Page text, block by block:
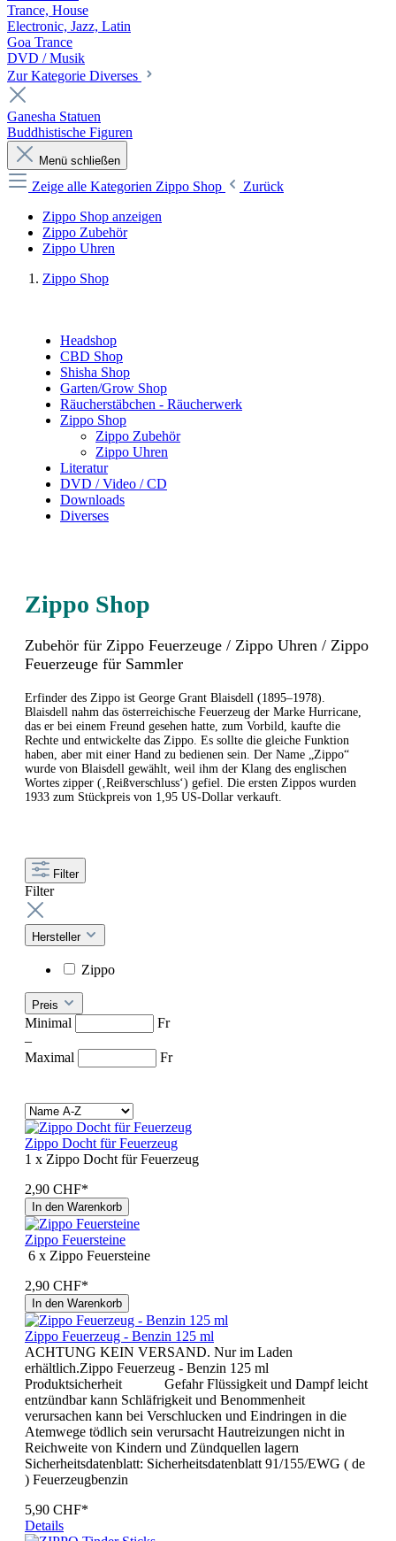
Trance, House
Electronic, Jazz, Latin
Goa Trance
DVD / Musik
Zur Kategorie Diverses
Ganesha Statuen
Buddhistische Figuren
Menü schließen
Zeige alle Kategorien Zippo Shop
Zurück
Zippo Shop anzeigen
Zippo Zubehör
Zippo Uhren
Zippo Shop
Headshop
CBD Shop
Shisha Shop
Garten/Grow Shop
Räucherstäbchen - Räucherwerk
Zippo Shop
Zippo Zubehör
Zippo Uhren
Literatur
DVD / Video / CD
Downloads
Diverses
Zippo Shop
Zubehör für Zippo Feuerzeuge / Zippo Uhren / Zippo
Feuerzeuge für Sammler
Erfinder des Zippo ist George Grant Blaisdell (1895–1978).
Blaisdell nahm das österreichische Feuerzeug der Marke Hurricane,
das er bei einem Freund gesehen hatte, zum Vorbild, kaufte die
Rechte und entwickelte das Zippo. Es sollte die gleiche Funktion
haben, aber mit einer Hand zu bedienen sein. Der Name „Zippo“
wurde von Blaisdell gewählt, weil ihm der Klang des englischen
Wortes zipper (‚Reißverschluss‘) gefiel. Die ersten Zippos wurden
1933 zum Stückpreis von 1,95 US-Dollar verkauft.
Filter
Filter
Hersteller
Zippo
Preis
Minimal
Fr
–
Maximal
Fr
Zippo Docht für Feuerzeug
1 x Zippo Docht für Feuerzeug
2,90 CHF*
In den Warenkorb
Zippo Feuersteine
6 x Zippo Feuersteine
2,90 CHF*
In den Warenkorb
Zippo Feuerzeug - Benzin 125 ml
ACHTUNG KEIN VERSAND. Nur im Laden
erhältlich.Zippo Feuerzeug - Benzin 125 ml
Produktsicherheit Gefahr Flüssigkeit und Dampf leicht
entzündbar kann Schläfrigkeit und Benommenheit
verursachen kann bei Verschlucken und Eindringen in die
Atemwege tödlich sein verursacht Hautreizungen nicht in
Reichweite von Kindern und Zündquellen lagern
Sicherheitsdatenblatt: Sicherheitsdatenblatt 91/155/EWG ( de
) Feuerzeugbenzin
5,90 CHF*
Details